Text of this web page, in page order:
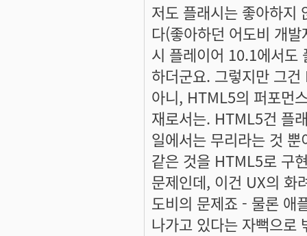
저도 플래시는 좋아하지
다(좋아하던 어도비 개
시 플레이어 10.1에서도
하더군요. 그렇지만 그
아니, HTML5의 퍼포먼
재로서는. HTML5건 플
일에서는 무리라는 것
같은 것을 HTML5로 구
문제인데, 이건 UX의 화
도비의 문제죠 - 물론 애
나가고 있다는 자뻑으로